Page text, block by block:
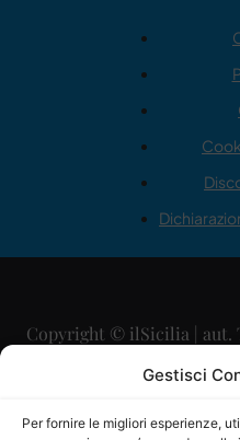
Gestisci
Per fornire le migliori esperienze,
Copyright © ilSicilia | aut.
29/